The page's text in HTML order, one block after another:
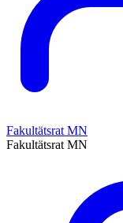
Fakultätsrat MN
Fakultätsrat MN